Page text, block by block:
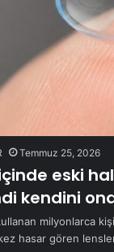
Temmuz 25, 2026
eski
kendini
milyonlarca
hasar gören